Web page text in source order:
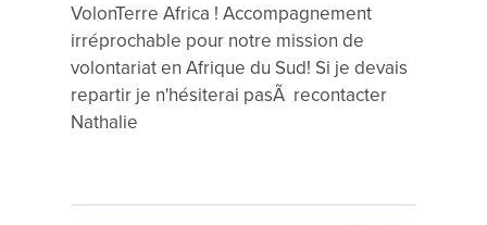
VolonTerre Africa ! Accompagnement
irréprochable pour notre mission de
volontariat en Afrique du Sud! Si je devais
repartir je n'hésiterai pasÃ recontacter
Nathalie